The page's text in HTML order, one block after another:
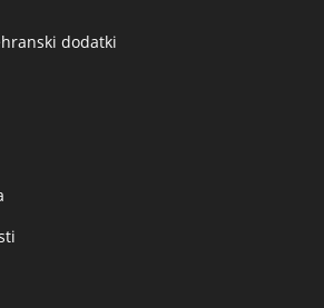
dodatki